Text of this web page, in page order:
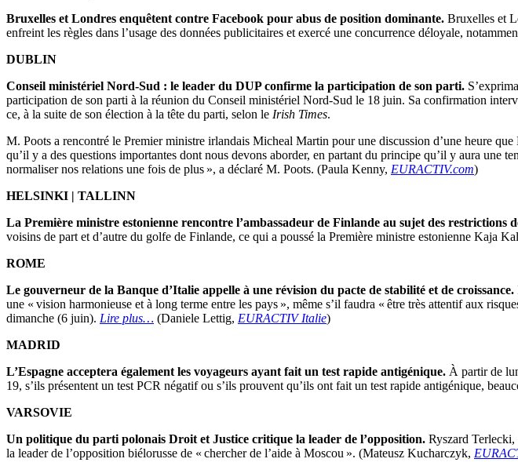
Bruxelles et Londres enquêtent contre Facebook pour abus de position dominante. Bruxelles et
enfreint les règles dans l’usage des données publicitaires et exercé une concurrence déloyale,
DUBLIN
Conseil ministériel Nord-Sud : le leader du DUP confirme la participation de son parti.
participation de son parti à la réunion du Conseil ministériel Nord-Sud le 18 juin. Sa confirmation
ce, à la suite de son élection à la tête du parti, selon le Irish Times.
M. Poots a rencontré le Premier ministre irlandais Micheal Martin pour une discussion d’une heure
qu’il y a des questions importantes dont nous devons aborder, en partant du principe qu’il y aura une
normaliser nos relations une fois de plus », a déclaré M. Poots. (Paula Kenny, EURACTIV.com)
HELSINKI | TALLINN
La Première ministre estonienne rencontre l’ambassadeur de Finlande au sujet des restrictions
voisins de part et d’autre du golfe de Finlande, ce qui a poussé la Première ministre estonienne Kaja
ROME
Le gouverneur de la Banque d’Italie appelle à une révision du pacte de stabilité et de croissance.
une « vision harmonieuse et à long terme entre les pays », même s’il faudra « être très attentif aux
dimanche (6 juin). Lire plus… (Daniele Lettig, EURACTIV Italie)
MADRID
L’Espagne acceptera également les voyageurs ayant fait un test rapide antigénique. À partir de
19, s’ils présentent un test PCR négatif ou s’ils prouvent qu’ils ont fait un test rapide antigénique,
VARSOVIE
Un politique du parti polonais Droit et Justice critique la leader de l’opposition. Ryszard Terlecki,
la leader de l’opposition biélorusse de « chercher de l’aide à Moscou ». (Mateusz Kucharczyk,